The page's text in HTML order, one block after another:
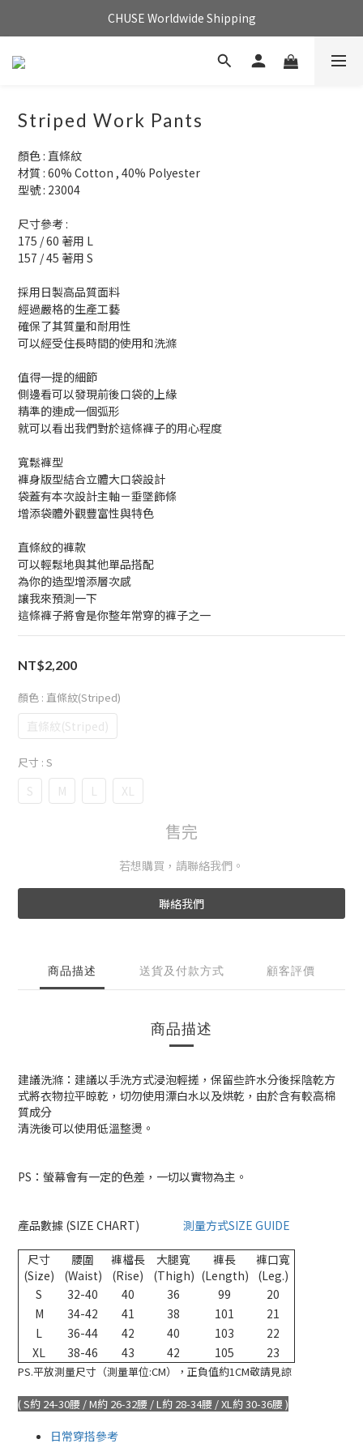
CHUSE Worldwide Shipping
Striped Work Pants
顏色 : 直條紋
材質 : 60% Cotton , 40% Polyester
型號 : 23004
尺寸參考 :
175 / 60 著用 L
157 / 45 著用 S
採用日製高品質面料
經過嚴格的生產工藝
確保了其質量和耐用性
可以經受住長時間的使用和洗滌
值得一提的細節
側邊看可以發現前後口袋的上緣
精準的連成一個弧形
就可以看出我們對於這條褲子的用心程度
寬鬆褲型
褲身版型結合立體大口袋設計
袋蓋有本次設計主軸－垂墜飾條
增添袋體外觀豐富性與特色
直條紋的褲款
可以輕鬆地與其他單品搭配
為你的造型增添層次感
讓我來預測一下
這條褲子將會是你整年常穿的褲子之一
NT$2,200
顏色 : 直條紋(Striped)
直條紋(Striped)
尺寸 : S
S M L XL
售完
若想購買，請聯絡我們。
聯絡我們
商品描述 送貨及付款方式 顧客評價
商品描述
建議洗滌：建議以手洗方式浸泡輕搓，保留些許水分後採陰乾方
式將衣物拉平晾乾，切勿使用漂白水以及烘乾，由於含有較高棉
質成分
清洗後可以使用低溫整燙。
PS：螢幕會有一定的色差，一切以實物為主。
產品數據 (SIZE CHART) 測量方式SIZE GUIDE
尺寸
(Size)
腰圍
(Waist)
褲檔長
(Rise)
大腿寬
(Thigh)
褲長
(Length)
褲口寬
(Leg.)
S
32-40 40 36 99
20
M
34-42 41 38 101
21
L
36-44 42 40 103
22
XL
38-46 43 42 105 23
PS.平放測量尺寸（測量單位:CM），正負值約1CM敬請見諒
( S約 24-30腰 / M約 26-32腰 / L約 28-34腰 / XL約 30-36腰 )
日常穿搭參考